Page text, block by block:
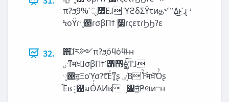
πʔϧ͕9%ʹू໿͞Εɺ ϓϩδΣΫτͷத৺ʹ࠲Δ͜ͱʹɻ ʴ
ϞοΫɾ࢓༷ɾσβΠϯ ࣮૷ɾςετɾϦϦʔε
32.
΋͠ɺར༻πʔϧ͕όϥόϥͩͱʜ
‫ͳٸ‬मਖ਼ɺσβΠϯʹ͸൓ө͚ͨ͠Ͳɺ
࢓༷ॻ͕Ξοϓσʔτ͞Εͯͳ͍ʂ ‫͔ͨͬͩٸ‬Β ͬͪ͜Ͱमਖ਼ͪ͠Όͬͨʂ
͋Εʁ࢓༷มΘͬͨΑͶʁ ࢓༷ॻ͚ͩҎલͷ··ʜ